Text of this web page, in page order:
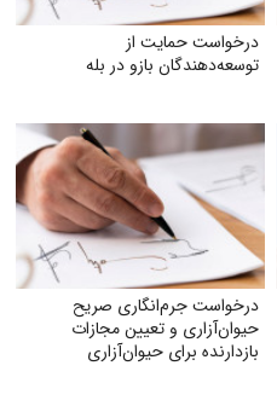
درخواست حمایت از
توسعه‌دهندگان بازو در بله
درخواست جرم‌انگاری صریح
حیوان‌آزاری و تعیین مجازات
بازدارنده برای حیوان‌آزاری